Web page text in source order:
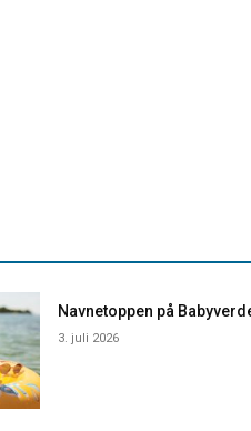
Navnetoppen på
3. juli 2026